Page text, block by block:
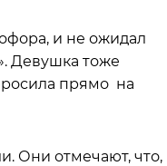
и не ожидал
Девушка тоже
прямо на
Они отмечают, что,